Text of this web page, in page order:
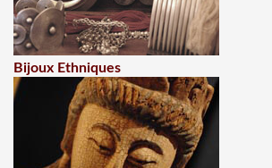
Bijoux Ethniques